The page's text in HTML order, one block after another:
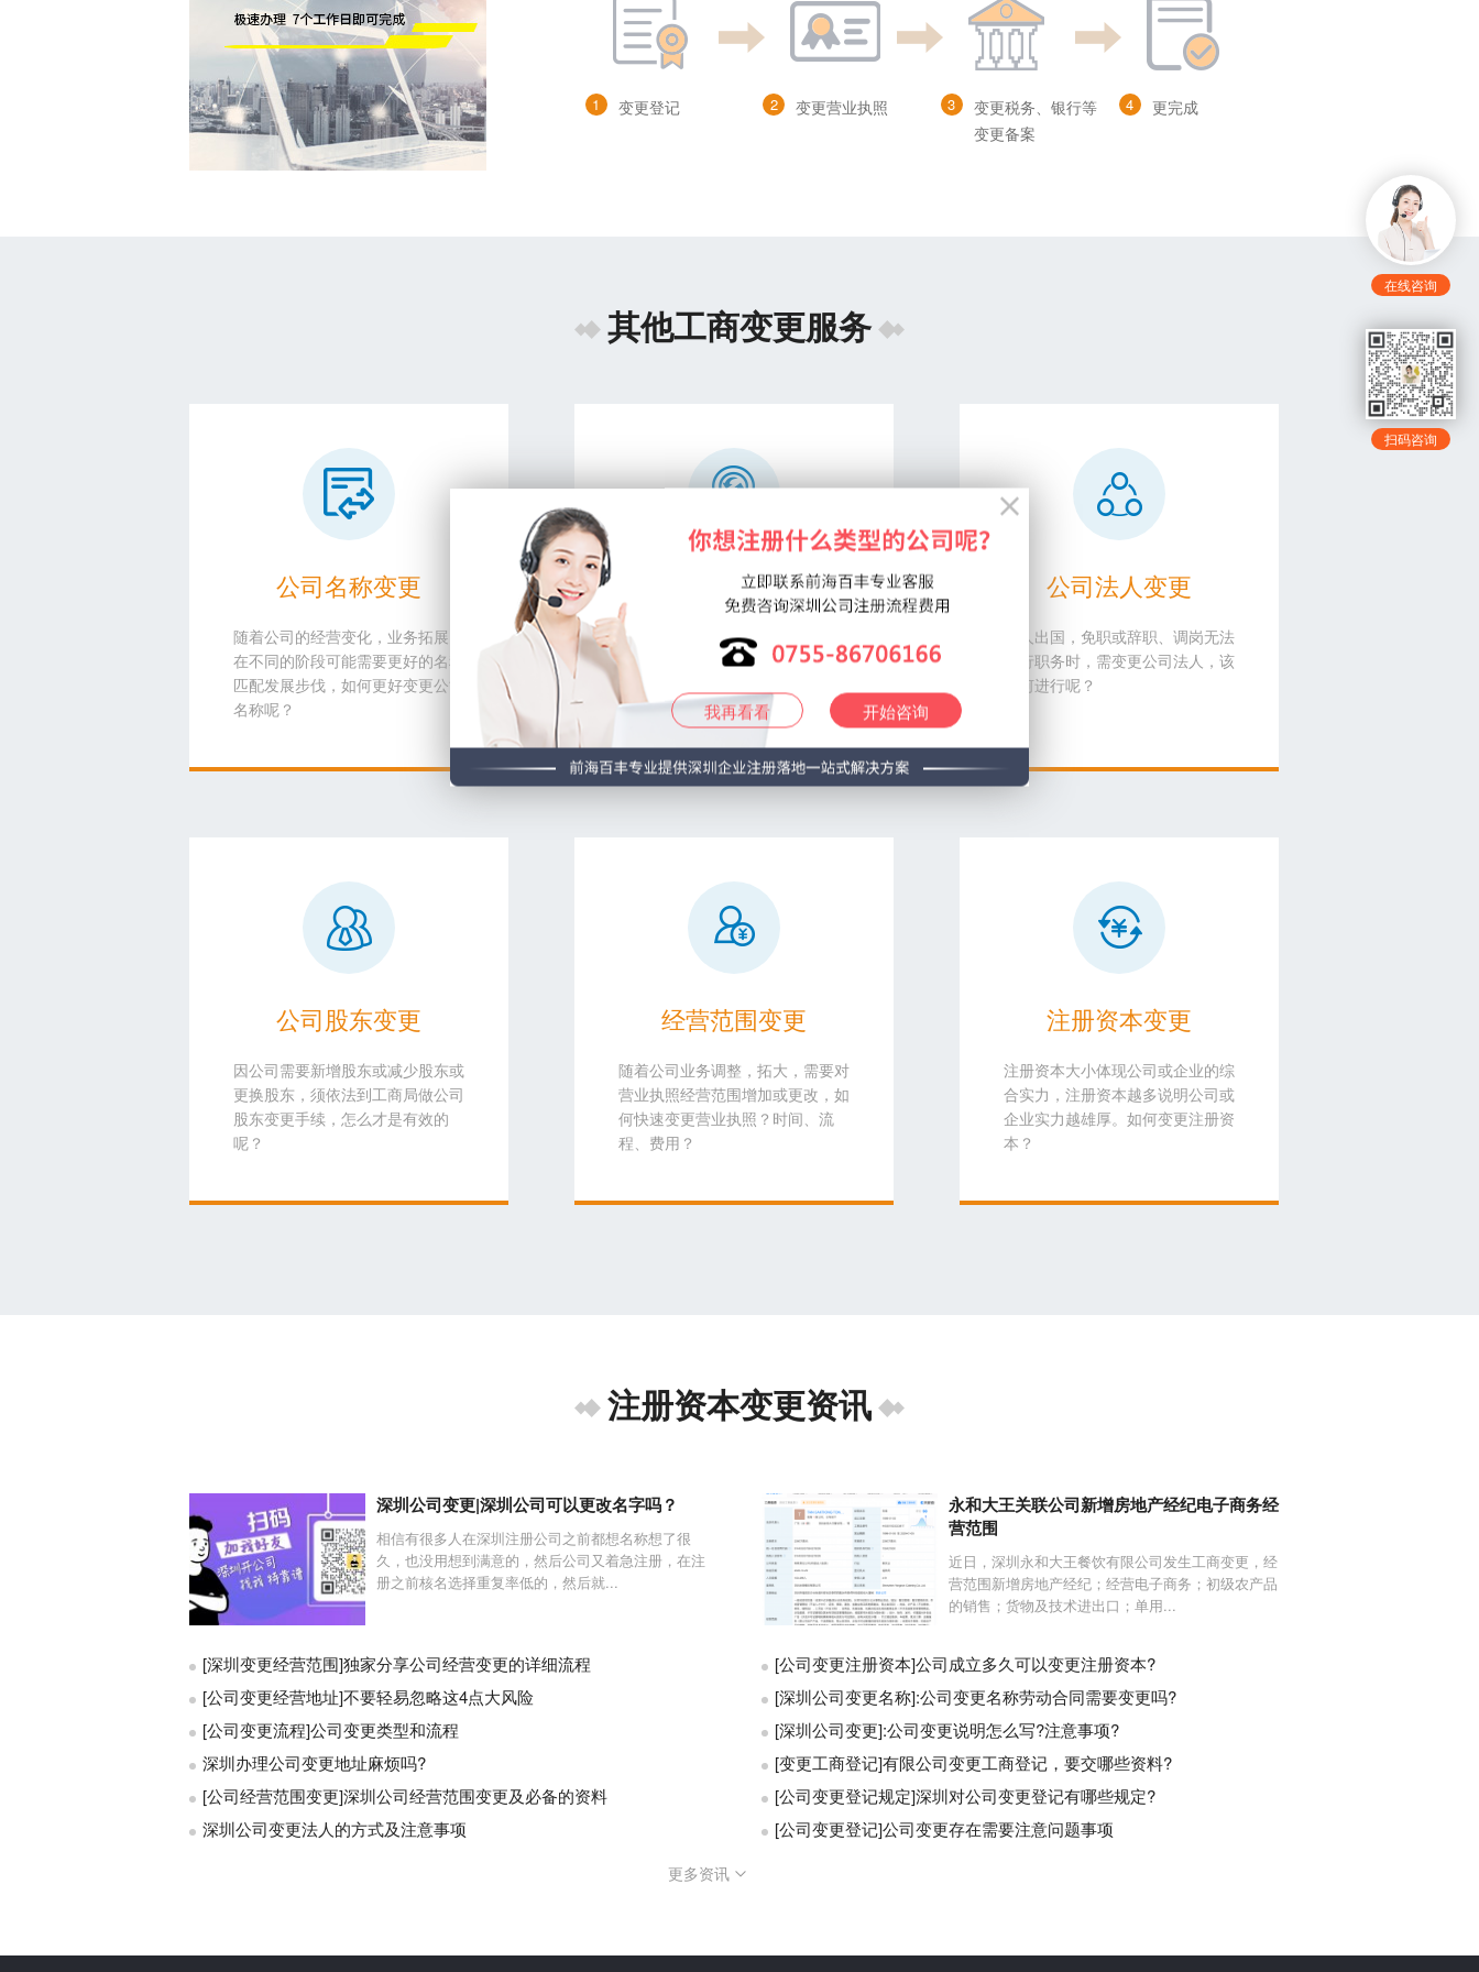
1 变更登记 2 变更营业执照 3
变更税务、银行等
变更备案
4 更完成
其他工商变更服务
公司名称变更
随着公司的经营变化，业务拓展，
在不同的阶段可能需要更好的名称
匹配发展步伐，如何更好变更公司
名称呢？
公司地址变更
公司搬迁，业务需要，公司发展，
需要进行公司地址变更，该如何操
作呢？
公司法人变更
法人出国，免职或辞职、调岗无法
履行职务时，需变更公司法人，该
如何进行呢？
公司股东变更
因公司需要新增股东或减少股东或
更换股东，须依法到工商局做公司
股东变更手续，怎么才是有效的
呢？
经营范围变更
随着公司业务调整，拓大，需要对
营业执照经营范围增加或更改，如
何快速变更营业执照？时间、流
程、费用？
注册资本变更
注册资本大小体现公司或企业的综
合实力，注册资本越多说明公司或
企业实力越雄厚。如何变更注册资
本？
注册资本变更资讯
深圳公司变更|深圳公司可以更改名字吗？
相信有很多人在深圳注册公司之前都想名称想了很
久，也没用想到满意的，然后公司又着急注册，在注
册之前核名选择重复率低的，然后就...
永和大王关联公司新增房地产经纪电子商务经
营范围
近日，深圳永和大王餐饮有限公司发生工商变更，经
营范围新增房地产经纪；经营电子商务；初级农产品
的销售；货物及技术进出口；单用...
[深圳变更经营范围]独家分享公司经营变更的详细流程
[公司变更注册资本]公司成立多久可以变更注册资本?
[公司变更经营地址]不要轻易忽略这4点大风险
[深圳公司变更名称]:公司变更名称劳动合同需要变更吗?
[公司变更流程]公司变更类型和流程
[深圳公司变更]:公司变更说明怎么写?注意事项?
深圳办理公司变更地址麻烦吗?
[变更工商登记]有限公司变更工商登记，要交哪些资料?
[公司经营范围变更]深圳公司经营范围变更及必备的资料
[公司变更登记规定]深圳对公司变更登记有哪些规定?
深圳公司变更法人的方式及注意事项
[公司变更登记]公司变更存在需要注意问题事项
更多资讯
在线咨询
扫码咨询
我再看看 开始咨询